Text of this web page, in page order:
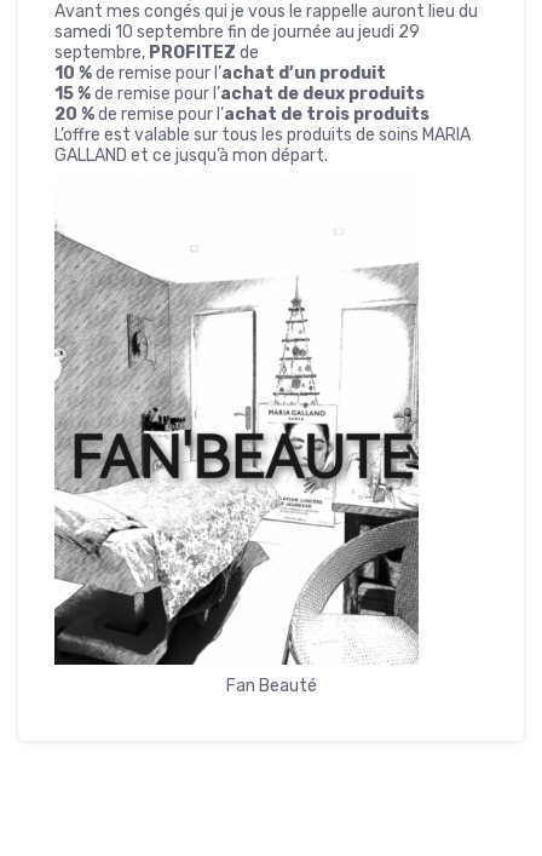
Avant mes congés qui je vous le rappelle auront lieu du
samedi 10 septembre fin de journée au jeudi 29
septembre, PROFITEZ de
10 %de remise pour l’achat d’un produit
15 %de remise pour l’achat de deux produits
20 %de remise pour l’achat de trois produits
L’offre est valable sur tous les produits de soins MARIA
GALLAND et ce jusqu’à mon départ.
Fan Beauté